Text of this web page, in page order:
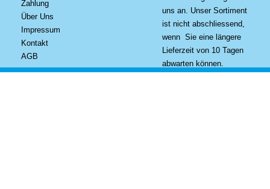
Zahlung
Über Uns
Impressum
Kontakt
AGB
uns an. Unser Sortiment
ist nicht abschliessend,
wenn Sie eine längere
Lieferzeit von 10 Tagen
abwarten können.